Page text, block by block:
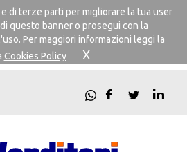
di terze parti per migliorare la tua user
questo banner o prosegui con la
Per maggiori informazioni leggi la
Cookies Policy X